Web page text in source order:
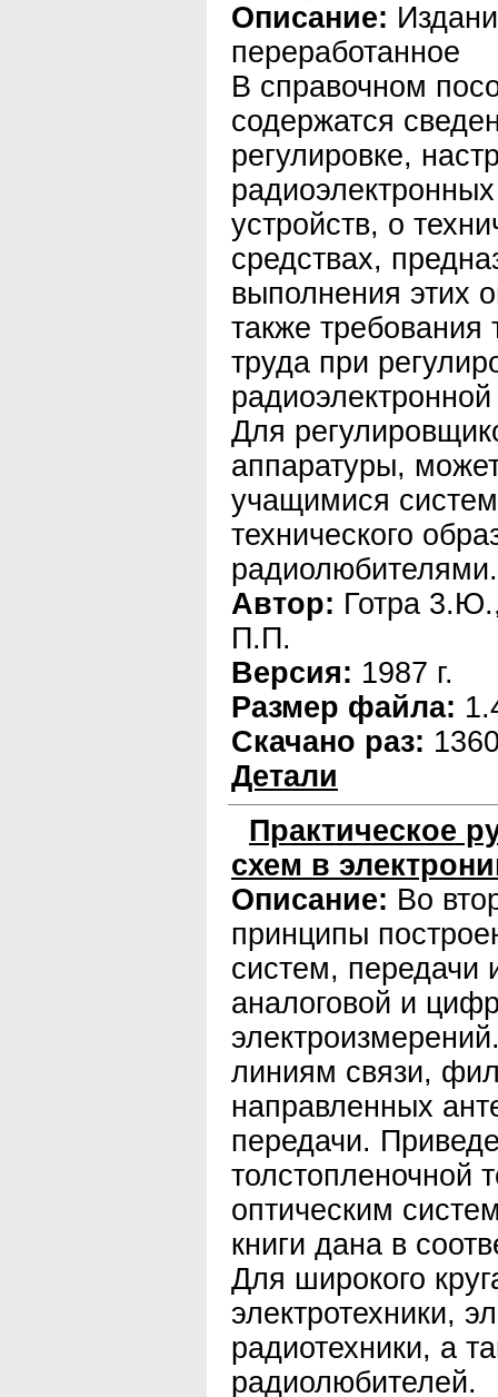
Описание:
переработанное
В справочном
содержатся
регулировке,
устройств, о
средствах,
выполнения этих
также требования
труда при
Для
аппаратуры,
учащимися
технического
радиолюбителями.
Автор: Готра
П.П.
Версия: 1987 г.
Размер файла:
Скачано раз:
Детали
Практическое
схем в
Описание: Во
принципы
систем,
аналоговой и
линиям связи,
направленных
передачи.
толстопленочной
оптическим
книги дана в
Для широкого
электротехники,
радиотехники, а
радиолюбителей.